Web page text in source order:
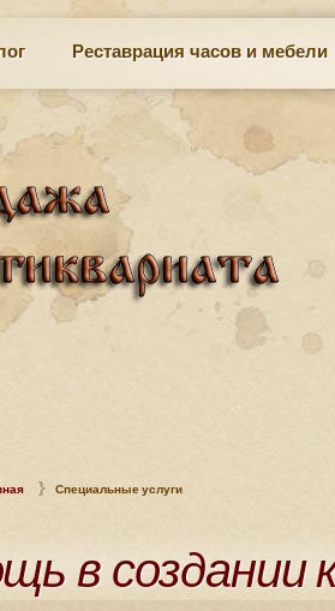
Реставрация часов и мебели
Специальные услуги
в создании